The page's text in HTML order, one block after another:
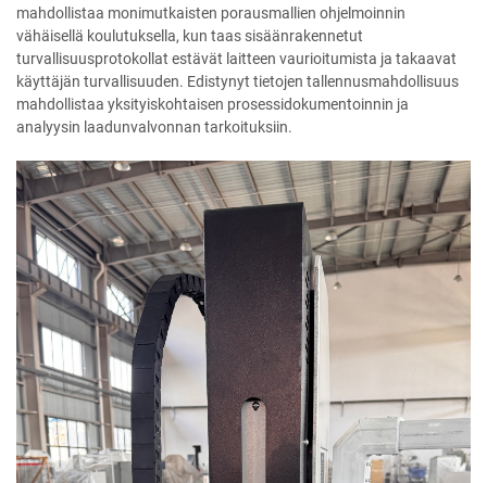
mahdollistaa monimutkaisten porausmallien ohjelmoinnin
vähäisellä koulutuksella, kun taas sisäänrakennetut
turvallisuusprotokollat estävät laitteen vaurioitumista ja takaavat
käyttäjän turvallisuuden. Edistynyt tietojen tallennusmahdollisuus
mahdollistaa yksityiskohtaisen prosessidokumentoinnin ja
analyysin laadunvalvonnan tarkoituksiin.